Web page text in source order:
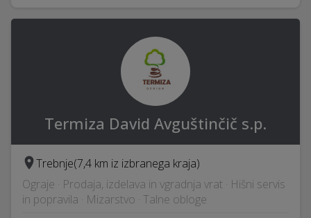
Termiza David Avguštinčič s.p.
Trebnje(7,4 km iz izbranega kraja)
Ograje · Prodaja, izdelava in vgradnja vrat · Hišni servis
in popravila · Mizarstvo · Talne obloge